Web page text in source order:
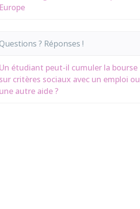
Europe
? Réponses !
Un étudiant peut-il cumuler la bourse
sur critères sociaux avec un emploi ou
une autre aide ?